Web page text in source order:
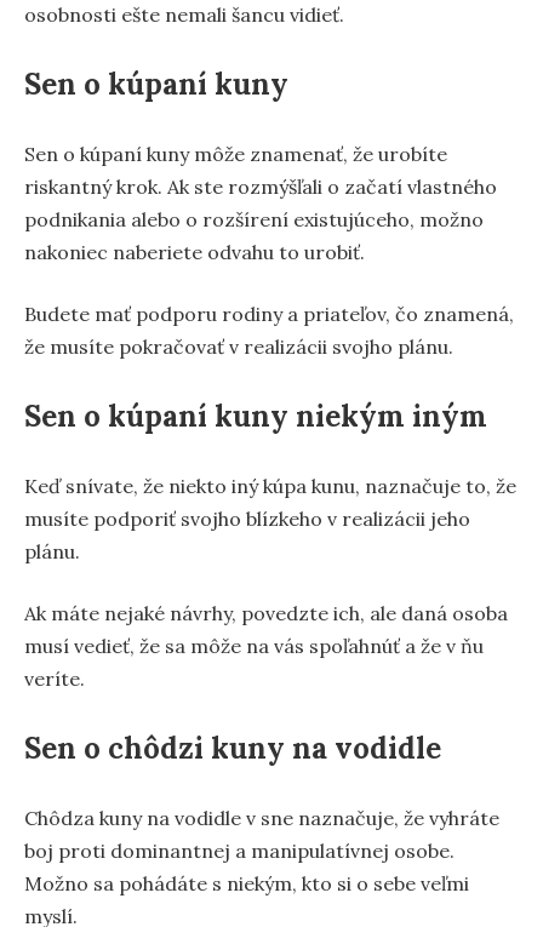
osobnosti ešte nemali šancu vidieť.
Sen o kúpaní kuny
Sen o kúpaní kuny môže znamenať, že urobíte
riskantný krok. Ak ste rozmýšľali o začatí vlastného
podnikania alebo o rozšírení existujúceho, možno
nakoniec naberiete odvahu to urobiť.
Budete mať podporu rodiny a priateľov, čo znamená,
že musíte pokračovať v realizácii svojho plánu.
Sen o kúpaní kuny niekým iným
Keď snívate, že niekto iný kúpa kunu, naznačuje to, že
musíte podporiť svojho blízkeho v realizácii jeho
plánu.
Ak máte nejaké návrhy, povedzte ich, ale daná osoba
musí vedieť, že sa môže na vás spoľahnúť a že v ňu
veríte.
Sen o chôdzi kuny na vodidle
Chôdza kuny na vodidle v sne naznačuje, že vyhráte
boj proti dominantnej a manipulatívnej osobe.
Možno sa pohádáte s niekým, kto si o sebe veľmi
myslí.